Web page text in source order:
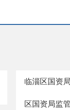
临淄区国资
区国资局监